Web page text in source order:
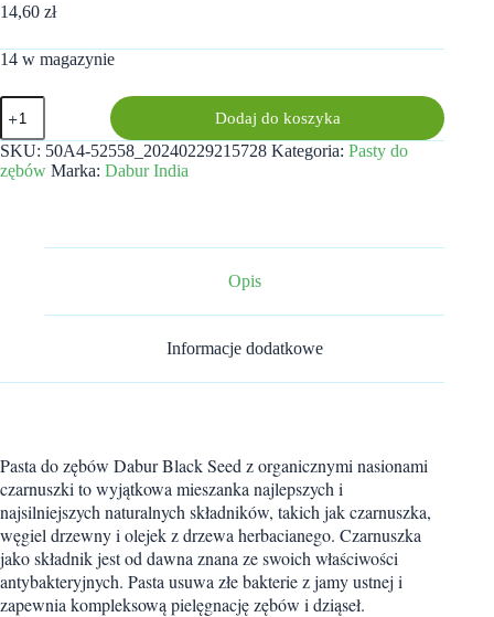
14,60 zł
14 w magazynie
ilość
Pasta
do
zębów
kompleksowa
ORGANIC
Dodaj do koszyka
SKU: 50A4-52558_20240229215728 Kategoria: Pasty do
zębów Marka: Dabur India
Opis
Informacje dodatkowe
Pasta do zębów Dabur Black Seed z organicznymi nasionami
czarnuszki to wyjątkowa mieszanka najlepszych i
najsilniejszych naturalnych składników, takich jak czarnuszka,
węgiel drzewny i olejek z drzewa herbacianego. Czarnuszka
jako składnik jest od dawna znana ze swoich właściwości
antybakteryjnych. Pasta usuwa złe bakterie z jamy ustnej i
zapewnia kompleksową pielęgnację zębów i dziąseł.